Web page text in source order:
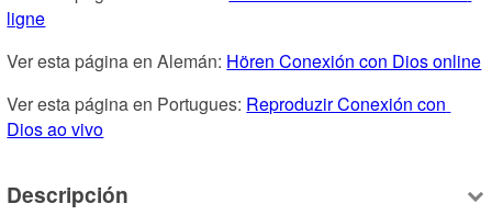
ligne
Ver esta página en Alemán: Hören Conexión con Dios online
Ver esta página en Portugues: Reproduzir Conexión con
Dios ao vivo
Descripción